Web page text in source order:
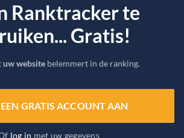
Ranktracker te
Gratis!
uw website belemmert in de ranking.
GRATIS ACCOUNT AAN
log in met uw gegevens